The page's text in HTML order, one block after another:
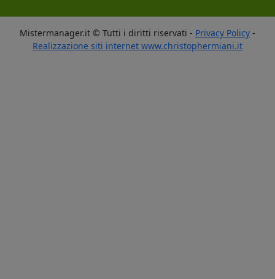
Mistermanager.it © Tutti i diritti riservati - Privacy Policy -
Realizzazione siti internet www.christophermiani.it